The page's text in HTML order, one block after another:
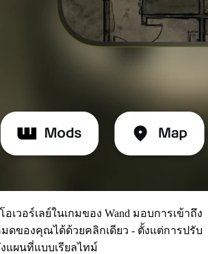
โอเวอร์เลย์ในเกมของ Wand มอบการเข้าถึง
ดของคุณได้ด้วยคลิกเดียว - ตั้งแต่การปรับ
แผนที่แบบเรียลไทม์